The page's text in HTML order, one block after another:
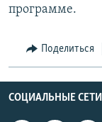
программе.
Поделиться
СОЦИАЛЬНЫЕ СЕТИ